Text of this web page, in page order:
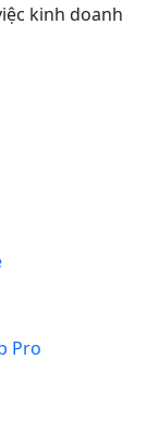
kinh doanh
Pro